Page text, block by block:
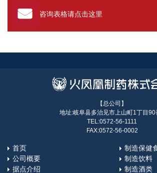
咨询表格请点击这里
【总公司】
地址:岐阜县多治见市上山町1丁目90
TEL:0572-56-1111
FAX:0572-56-0002
首页
公司概要
据点介绍
制造保健
制造饮料
制造酒类